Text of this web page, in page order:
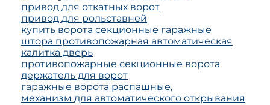
привод для откатных ворот
привод для рольставней
купить ворота секционные гаражные
штора противопожарная автоматическая
калитка дверь
противопожарные секционные ворота
держатель для ворот
гаражные ворота распашные,
механизм для автоматического открывания